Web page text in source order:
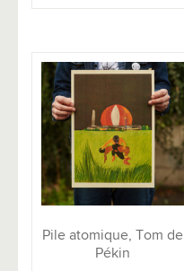
Pile atomique, Tom de
Pékin